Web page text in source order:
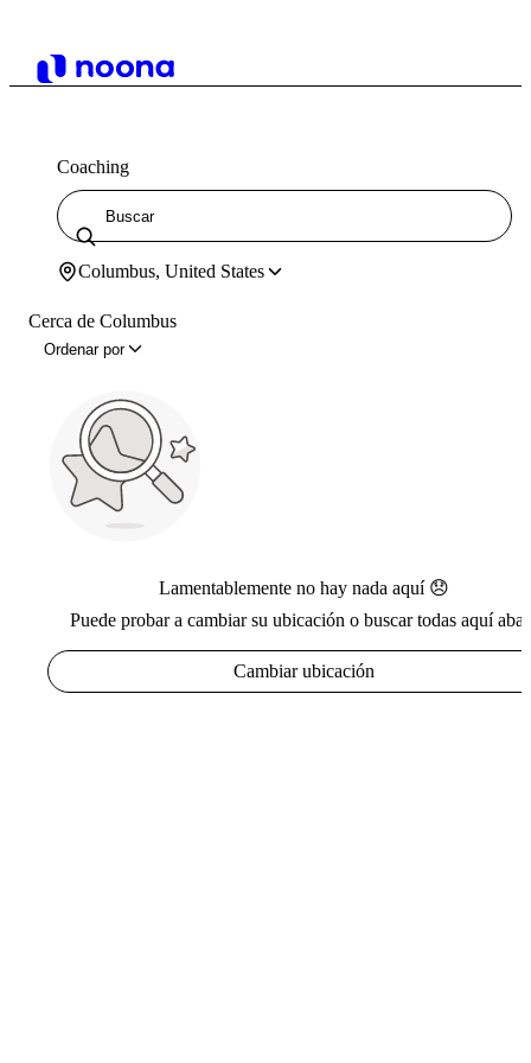
Coaching
Columbus, United States
Cerca de Columbus
Ordenar por
Lamentablemente no hay nada aquí 😞
Puede probar a cambiar su ubicación o buscar todas aquí
Cambiar ubicación